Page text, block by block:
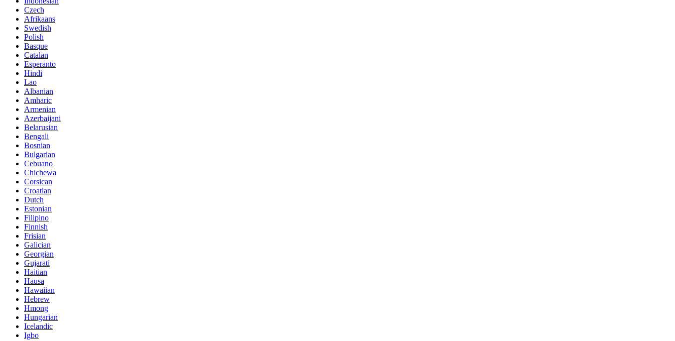
Czech
Afrikaans
Swedish
Polish
Basque
Catalan
Esperanto
Hindi
Lao
Albanian
Amharic
Armenian
Azerbaijani
Belarusian
Bengali
Bosnian
Bulgarian
Cebuano
Chichewa
Corsican
Croatian
Dutch
Estonian
Filipino
Finnish
Frisian
Galician
Georgian
Gujarati
Haitian
Hausa
Hawaiian
Hebrew
Hmong
Hungarian
Icelandic
Igbo